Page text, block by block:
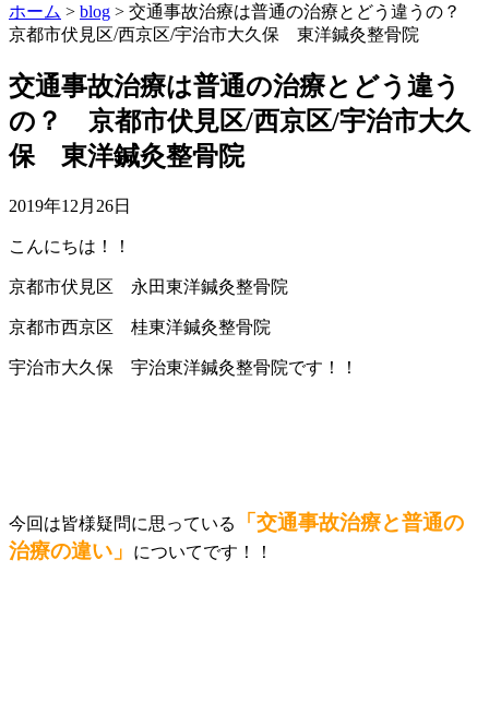
ホーム > blog > 交通事故治療は普通の治療とどう違うの？
京都市伏見区/西京区/宇治市大久保 東洋鍼灸整骨院
交通事故治療は普通の治療とどう違う
の？ 京都市伏見区/西京区/宇治市大久
保 東洋鍼灸整骨院
2019年12月26日
こんにちは！！
京都市伏見区 永田東洋鍼灸整骨院
京都市西京区 桂東洋鍼灸整骨院
宇治市大久保 宇治東洋鍼灸整骨院です！！
今回は皆様疑問に思っている
「交通事故治療と普通の
治療の違い」
についてです！！